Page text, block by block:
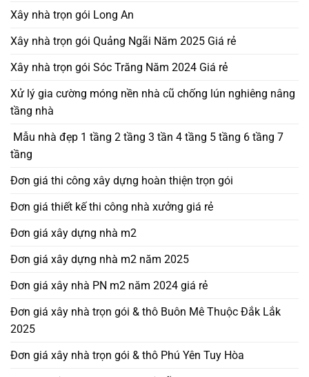
Xây nhà trọn gói Long An
Xây nhà trọn gói Quảng Ngãi Năm 2025 Giá rẻ
Xây nhà trọn gói Sóc Trăng Năm 2024 Giá rẻ
Xử lý gia cường móng nền nhà cũ chống lún nghiêng nâng
tầng nhà
Mẫu nhà đẹp 1 tầng 2 tầng 3 tần 4 tầng 5 tầng 6 tầng 7
tầng
Đơn giá thi công xây dựng hoàn thiện trọn gói
Đơn giá thiết kế thi công nhà xưởng giá rẻ
Đơn giá xây dựng nhà m2
Đơn giá xây dựng nhà m2 năm 2025
Đơn giá xây nhà PN m2 năm 2024 giá rẻ
Đơn giá xây nhà trọn gói & thô Buôn Mê Thuộc Đắk Lắk
2025
Đơn giá xây nhà trọn gói & thô Phú Yên Tuy Hòa